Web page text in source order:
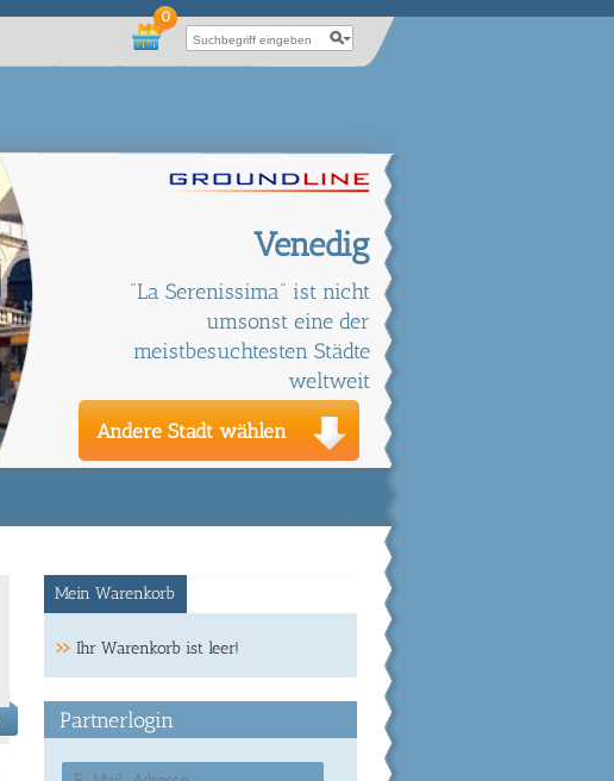
0
Venedig
"La Serenissima" ist nicht
umsonst eine der
meistbesuchtesten Städte
weltweit
Andere Stadt wählen
Mein Warenkorb
Ihr Warenkorb ist leer!
Partnerlogin